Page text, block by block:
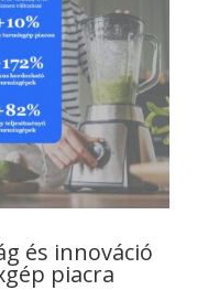
és innováció
piacra